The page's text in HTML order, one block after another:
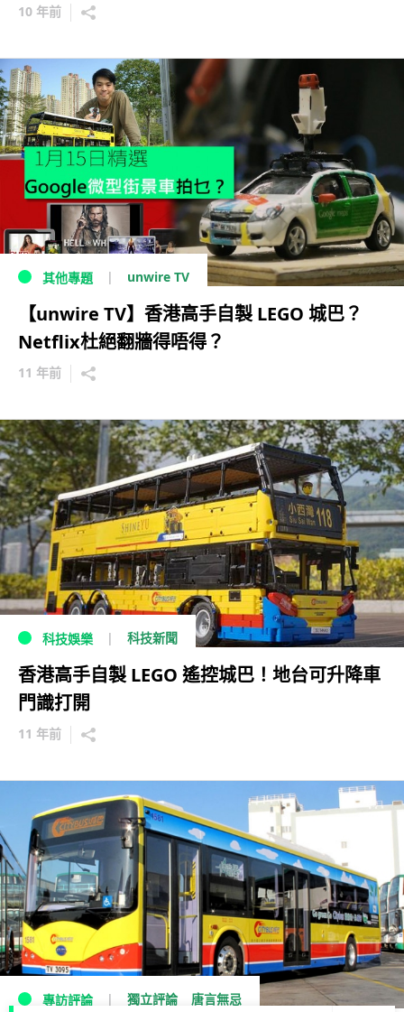
10 年前
其他專題 unwire TV
【unwire TV】香港高手自製 LEGO 城巴？
Netflix杜絕翻牆得唔得？
11 年前
科技娛樂 科技新聞
香港高手自製 LEGO 遙控城巴！地台可升降車
門識打開
11 年前
專訪評論 獨立評論 唐言無忌